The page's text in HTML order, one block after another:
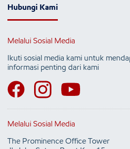
Hubungi Kami
Melalui Sosial Media
Ikuti sosial media kami untuk
informasi penting dari kami
Melalui Sosial Media
The Prominence Office Tower